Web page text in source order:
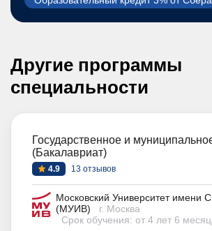
Другие программы
специальности
Государственное и
(Бакалавриат)
4.9 13 отзывов
Московский Университет имени
(МУИВ)
г. Москва
Срок обучения: от 4 лет 6